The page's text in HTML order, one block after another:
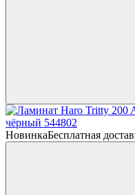
НовинкаБесплатная